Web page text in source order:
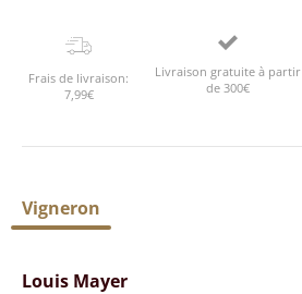
Frais de livraison:
7,99€
Livraison gratuite à partir
de 300€
Vigneron
Louis Mayer